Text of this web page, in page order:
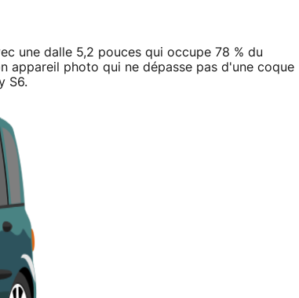
une dalle 5,2 pouces qui occupe 78 % du
appareil photo qui ne dépasse pas d'une coque
S6.